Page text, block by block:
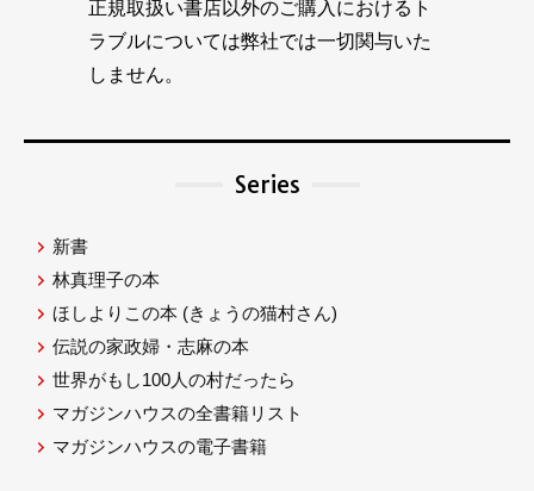
正規取扱い書店以外のご購入におけるト
ラブルについては弊社では一切関与いた
しません。
Series
新書
林真理子の本
ほしよりこの本 (きょうの猫村さん)
伝説の家政婦・志麻の本
世界がもし100人の村だったら
マガジンハウスの全書籍リスト
マガジンハウスの電子書籍